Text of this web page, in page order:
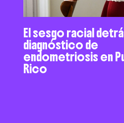
El sesgo racial
diagnóstico de
endometriosis en
Rico